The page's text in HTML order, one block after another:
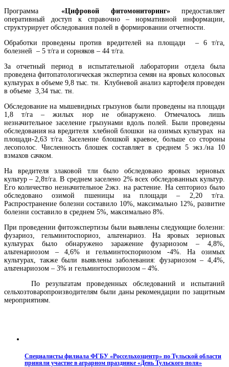
Программа «Цифровой фитомониторинг»предоставляет
оперативный доступ к справочно – нормативной информации,
структурирует обследования полей в формировании отчетности.
Обработки проведены против вредителей на площади – 6 т/га,
болезней – 5 т/га и сорняков – 44 т/га.
За отчетный период в испытательной лаборатории отдела была
проведена фитопатологическая экспертиза семян на яровых колосовых
культурах в объеме 9,8 тыс. тн. Клубневой анализ картофеля проведен
в объеме 3,34 тыс. тн.
Обследование на мышевидных грызунов были проведены на площади
1,8 т/га – жилых нор не обнаружено. Отмечалось лишь
незначительное заселение грызунами вдоль полей. Были проведены
обследования на вредителя хлебной блошки на озимых культурах на
площади-2,63 т/га. Заселение блошкой краевое, больше со стороны
лесополос. Численность блошек составляет в среднем 5 экз./на 10
взмахов сачком.
На вредителя злаковой тли было обследовано яровых зерновых
культур – 2,8т/га. В среднем заселено 2% всех обследованных культур.
Его количество незначительное 2экз. на растение. На септориоз было
обследовано озимой пшеницы на площади – 2,20 т/га.
Распространение болезни составило 10%, максимально 12%, развитие
болезни составило в среднем 5%, максимально 8%.
При проведении фитоэкспертизы были выявлены следующие болезни:
фузариоз, гельминтоспориоз, альтенариоз. На яровых зерновых
культурах было обнаружено заражение фузариозом – 4,8%,
альтенариозом – 4,6% и гельминтоспориозом -4%. На озимых
культурах, также были выявлены заболевания: фузариозом – 4,4%,
альтенариозом – 3% и гельминтоспориозом – 4%.
По результатам проведенных обследований и испытаний
сельхозтоваропроизводителям были даны рекомендации по защитным
мероприятиям.
Специалисты филиала ФГБУ «Россельхозцентр» по Тульской области
приняли участие в аграрном празднике «День Тульского поля»